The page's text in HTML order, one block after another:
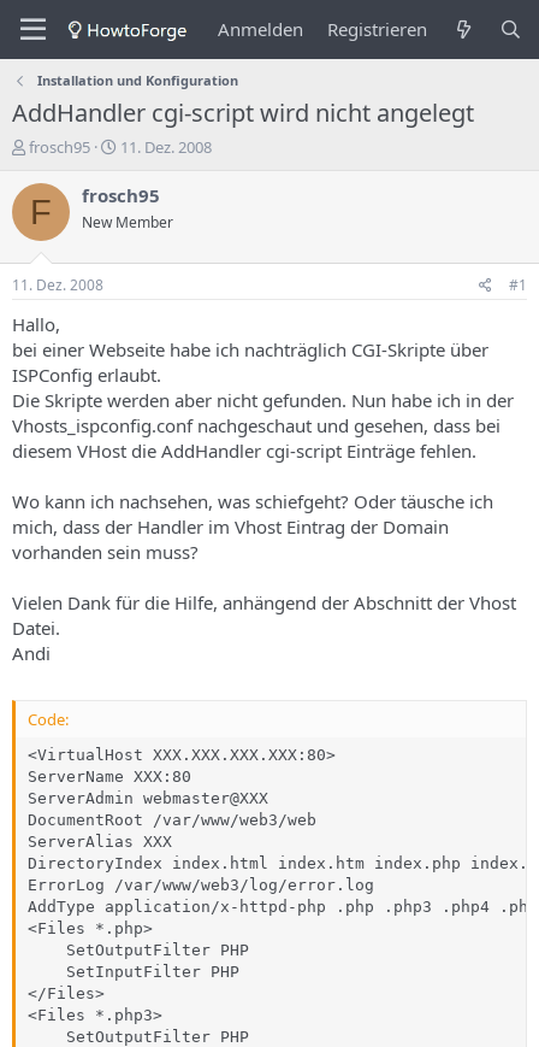
Anmelden Registrieren
Installation und Konfiguration
AddHandler cgi-script wird nicht angelegt
E
s
e
e
r
d
e
s
T
h
e
a
s
frosch95
E
s
e
s
d
a
t
u
11. Dez. 2008
F frosch95
New Member
11. Dez. 2008 #1
Hallo,
bei einer Webseite habe ich nachträglich CGI-Skripte über
ISPConfig erlaubt.
Die Skripte werden aber nicht gefunden. Nun habe ich in der
Vhosts_ispconfig.conf nachgeschaut und gesehen, dass bei
diesem VHost die AddHandler cgi-script Einträge fehlen.
Wo kann ich nachsehen, was schiefgeht? Oder täusche ich
mich, dass der Handler im Vhost Eintrag der Domain
vorhanden sein muss?
Vielen Dank für die Hilfe, anhängend der Abschnitt der Vhost
Datei.
Andi
Code:
<VirtualHost XXX.XXX.XXX.XXX:80>
ServerName XXX:80
ServerAdmin webmaster@XXX
DocumentRoot /var/www/web3/web
ServerAlias XXX
DirectoryIndex index.html index.htm index.php
ErrorLog /var/www/web3/log/error.log
AddType application/x-httpd-php .php .php3 .php4
<Files *.php>
    SetOutputFilter PHP
    SetInputFilter PHP
</Files>
<Files *.php3>
    SetOutputFilter PHP